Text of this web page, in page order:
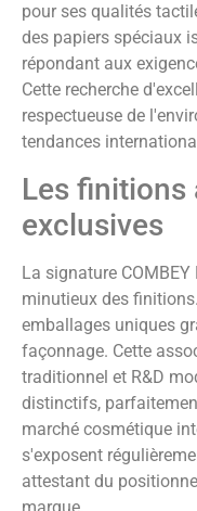
pour ses qualités
des papiers spéciaux
répondant aux
Cette recherche
respectueuse de
tendances
Les finitions
exclusives
La signature
minutieux des
emballages uniques
façonnage. Cette
traditionnel et R&D
distinctifs,
marché cosmétique
s'exposent
attestant du
marque.